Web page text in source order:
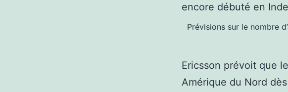
encore débuté en
Prévisions sur le nombre
Ericsson prévoit que
Amérique du Nord